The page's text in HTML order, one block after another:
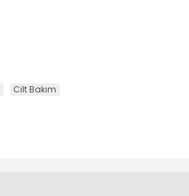
Cilt Bakım